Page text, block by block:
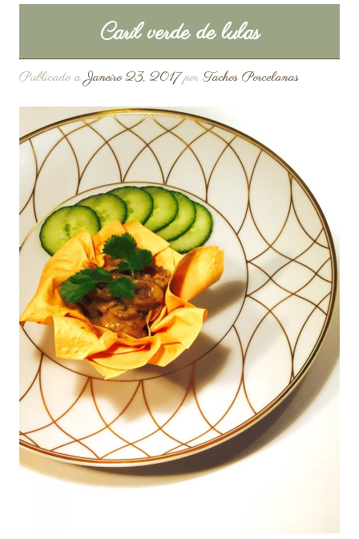
Caril verde de lulas
Publicado aJaneiro 23, 2017por Tachos Porcelanas